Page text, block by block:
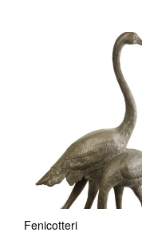
Fenicotteri